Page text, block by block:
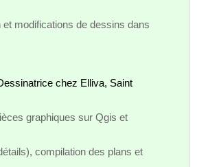
modifications de dessins dans
chez Elliva, Saint
graphiques sur Qgis et
compilation des plans et